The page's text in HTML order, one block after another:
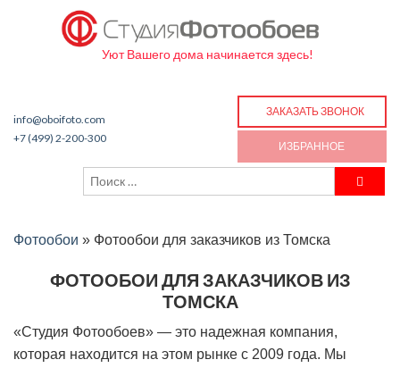
Уют Вашего дома начинается здесь!
info@oboifoto.com
+7 (499) 2-200-300
ЗАКАЗАТЬ ЗВОНОК
ИЗБРАННОЕ
Фотообои » Фотообои для заказчиков из Томска
ФОТООБОИ ДЛЯ ЗАКАЗЧИКОВ ИЗ
ТОМСКА
«Студия Фотообоев» — это надежная компания,
которая находится на этом рынке с 2009 года. Мы